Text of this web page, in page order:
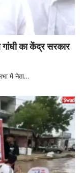
का केंद्र सरकार
में नेता…